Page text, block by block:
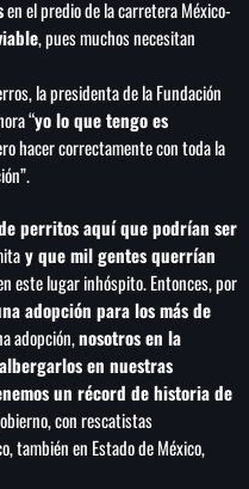
en el predio de la carretera México-
, pues muchos necesitan
la presidenta de la Fundación
“yo lo que tengo es
hacer correctamente con toda la
perritos aquí que podrían ser
y que mil gentes querrían
este lugar inhóspito. Entonces, por
adopción para los más de
adopción,nosotros en la
en nuestras
un récord de historia de
con rescatistas
también en Estado de México,